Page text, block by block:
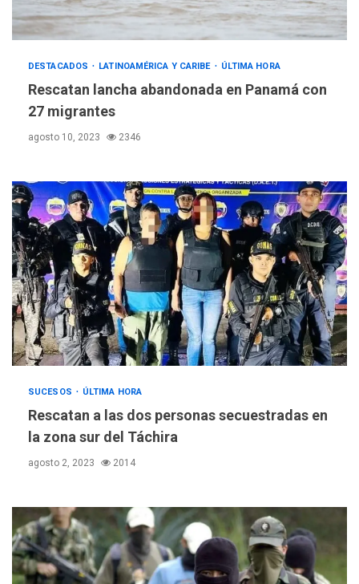
DESTACADOS LATINOAMÉRICA Y CARIBE ÚLTIMA HORA
Rescatan lancha abandonada en Panamá con
27 migrantes
agosto 10, 2023 2346
SUCESOS ÚLTIMA HORA
Rescatan a las dos personas secuestradas en
la zona sur del Táchira
agosto 2, 2023 2014